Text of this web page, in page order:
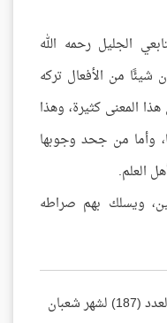
الجليل رحمه الله
من الأفعال تركه
المعنى كثيرة، وهذا
وأما من جحد وجوبها
العلم.
ويسلك بهم صراطه
نشرت في المجلة العربية في العدد (187) لشهر شعبان